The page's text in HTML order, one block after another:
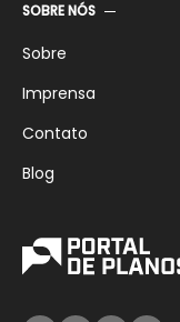
SOBRE NÓS
Sobre
Imprensa
Contato
Blog